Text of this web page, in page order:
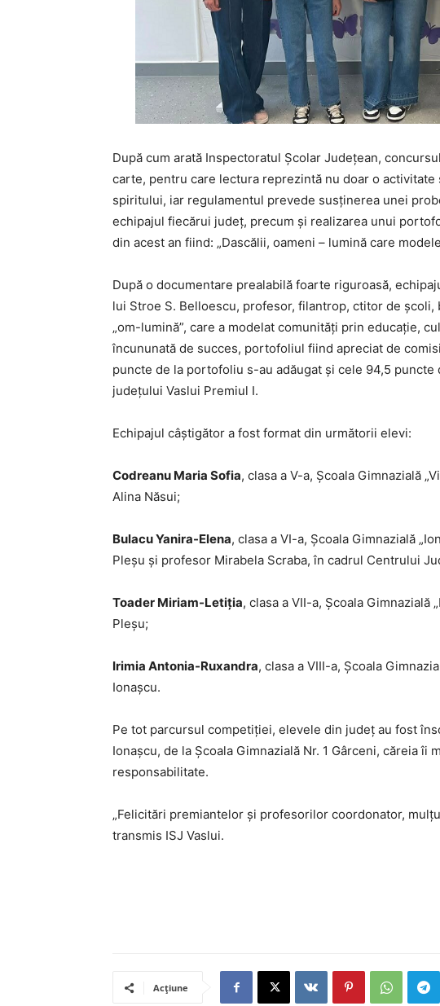
După cum arată Inspectoratul Școlar Județean,
carte, pentru care lectura reprezintă nu doar o activitate
spiritului, iar regulamentul prevede susținerea unei
echipajul fiecărui județ, precum și realizarea unui
din acest an fiind: „Dascălii, oameni – lumină care
După o documentare prealabilă foarte riguroasă,
lui Stroe S. Belloescu, profesor, filantrop, ctitor de
„om-lumină”, care a modelat comunități prin educație,
încununată de succes, portofoliul fiind apreciat de
puncte de la portofoliu s-au adăugat și cele 94,5 puncte
județului Vaslui Premiul I.
Echipajul câștigător a fost format din următorii elevi:
Codreanu Maria Sofia, clasa a V-a, Școala Gimnazială
Alina Năsui;
Bulacu Yanira-Elena, clasa a VI-a, Școala Gimnazială
Pleșu și profesor Mirabela Scraba, în cadrul Centrului
Toader Miriam-Letiția, clasa a VII-a, Școala Gimnazială
Pleșu;
Irimia Antonia-Ruxandra, clasa a VIII-a, Școala
Ionașcu.
Pe tot parcursul competiției, elevele din județ au fost
Ionașcu, de la Școala Gimnazială Nr. 1 Gârceni, căreia îi
responsabilitate.
„Felicitări premiantelor și profesorilor coordonator,
transmis ISJ Vaslui.
Acțiune